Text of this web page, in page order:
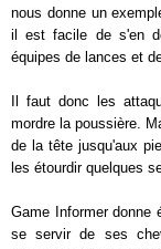
nous donne un
il est facile de s'en
équipes de lances et
Il faut donc les
mordre la poussière.
de la tête jusqu'aux
les étourdir quelques
Game Informer donne
se servir de ses